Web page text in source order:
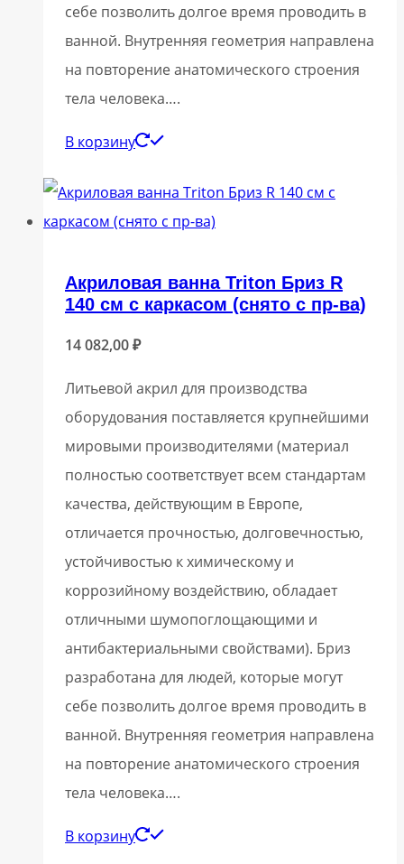
себе позволить долгое время проводить в
ванной. Внутренняя геометрия направлена
на повторение анатомического строения
тела человека….
В корзину
Акриловая ванна Triton Бриз R
140 см с каркасом (снято с пр-ва)
14 082,00₽
Литьевой акрил для производства
оборудования поставляется крупнейшими
мировыми производителями (материал
полностью соответствует всем стандартам
качества, действующим в Европе,
отличается прочностью, долговечностью,
устойчивостью к химическому и
коррозийному воздействию, обладает
отличными шумопоглощающими и
антибактериальными свойствами). Бриз
разработана для людей, которые могут
себе позволить долгое время проводить в
ванной. Внутренняя геометрия направлена
на повторение анатомического строения
тела человека….
В корзину